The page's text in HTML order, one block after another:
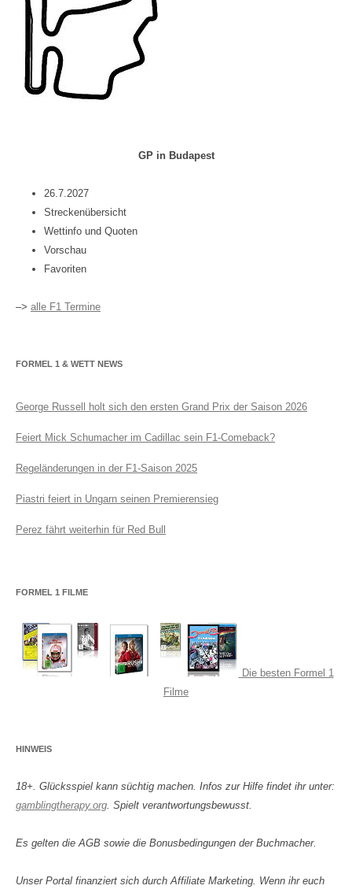
GP in Budapest
26.7.2027
Streckenübersicht
Wettinfo und Quoten
Vorschau
Favoriten
–> alle F1 Termine
FORMEL 1 & WETT NEWS
George Russell holt sich den ersten Grand Prix der Saison 2026
Feiert Mick Schumacher im Cadillac sein F1-Comeback?
Regeländerungen in der F1-Saison 2025
Piastri feiert in Ungarn seinen Premierensieg
Perez fährt weiterhin für Red Bull
FORMEL 1 FILME
Die besten Formel 1
Filme
HINWEIS
18+. Glücksspiel kann süchtig machen. Infos zur Hilfe findet ihr unter:
gamblingtherapy.org. Spielt verantwortungsbewusst.
Es gelten die AGB sowie die Bonusbedingungen der Buchmacher.
Unser Portal finanziert sich durch Affiliate Marketing. Wenn ihr euch